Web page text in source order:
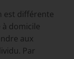
est différente
domicile
aux
Par